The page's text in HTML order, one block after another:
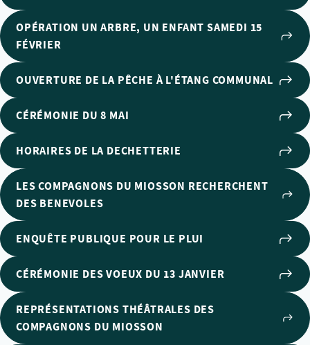
OPÉRATION UN ARBRE, UN ENFANT SAMEDI 15
FÉVRIER
OUVERTURE DE LA PÊCHE À L'ÉTANG COMMUNAL
CÉRÉMONIE DU 8 MAI
HORAIRES DE LA DECHETTERIE
LES COMPAGNONS DU MIOSSON RECHERCHENT
DES BENEVOLES
ENQUÊTE PUBLIQUE POUR LE PLUI
CÉRÉMONIE DES VOEUX DU 13 JANVIER
REPRÉSENTATIONS THÉÂTRALES DES
COMPAGNONS DU MIOSSON